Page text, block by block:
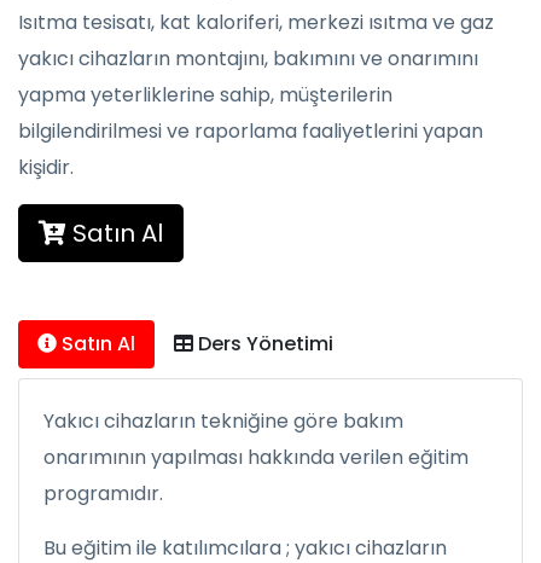
Isıtma tesisatı, kat kaloriferi, merkezi ısıtma ve gaz
yakıcı cihazların montajını, bakımını ve onarımını
yapma yeterliklerine sahip, müşterilerin
bilgilendirilmesi ve raporlama faaliyetlerini yapan
kişidir.
Satın Al
Satın Al Ders Yönetimi
Yakıcı cihazların tekniğine göre bakım
onarımının yapılması hakkında verilen eğitim
programıdır.
Bu eğitim ile katılımcılara ; yakıcı cihazların